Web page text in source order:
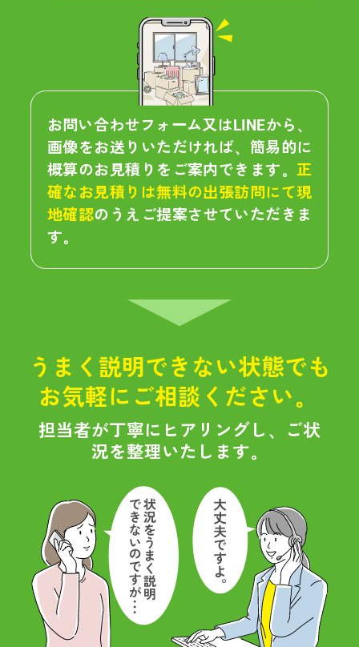
お問い合わせフォーム又はLINEから、
画像をお送りいただければ、簡易的に
概算のお見積りをご案内できます。 正
確なお見積りは無料の出張訪問にて現
地確認のうえご提案させていただきま
す。
うまく説明できない状態でも
お気軽にご相談ください。
担当者が丁寧にヒアリングし、ご状
況を整理いたします。